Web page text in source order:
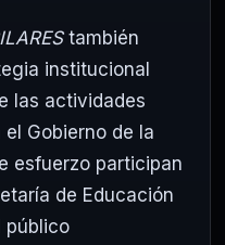
también
institucional
las actividades
Gobierno de la
esfuerzo participan
de Educación
público